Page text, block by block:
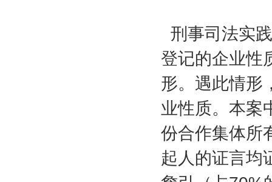
刑事司法实
登记的企业性
形。遇此情形
业性质。本案
份合作集体所
起人的证言均